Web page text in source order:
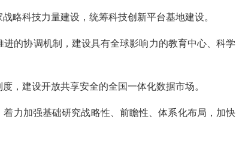
略科技力量建设，统筹科技创新平台基地建设。
的协调机制，建设具有全球影响力的教育中心、科学
，建设开放共享安全的全国一体化数据市场。
力加强基础研究战略性、前瞻性、体系化布局，加快